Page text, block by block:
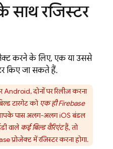
साथ रजिस्टर
करने के लिए, एक या उससे
किए जा सकते हैं.
दोनों पर रिलीज़ करना
टारगेट को एक ही Firebase
पास अलग-अलग iOS बंडल
वालेकई बिल्ड वैरिएंटहैं, तो
प्रोजेक्ट में रजिस्टर करना होगा.